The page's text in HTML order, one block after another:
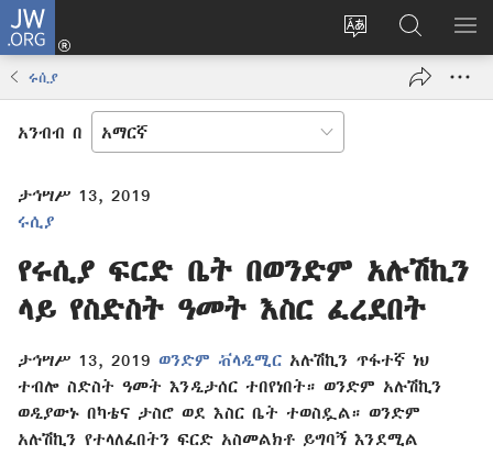
JW.ORG
የድረ
ግባ
(አዲስ
JW.ORG
ላይ
መፈለጊያ
ሩሲያ
አንብብ በ
ታኅሣሥ 13, 2019
ሩሲያ
የሩሲያ ፍርድ ቤት በወንድም አሉሽኪን
ላይ የስድስት ዓመት እስር ፈረደበት
ታኅሣሥ 13, 2019 ወንድም ቭላዲሚር አሉሽኪን ጥፋተኛ ነህ
ተብሎ ስድስት ዓመት እንዲታሰር ተበየነበት። ወንድም አሉሽኪን
ወዲያውኑ በካቴና ታስሮ ወደ እስር ቤት ተወስዷል። ወንድም
አሉሽኪን የተላለፈበትን ፍርድ አስመልክቶ ይግባኝ እንደሚል